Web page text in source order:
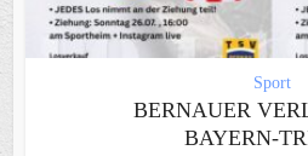
Sport
BERNAUER
BAYERN-